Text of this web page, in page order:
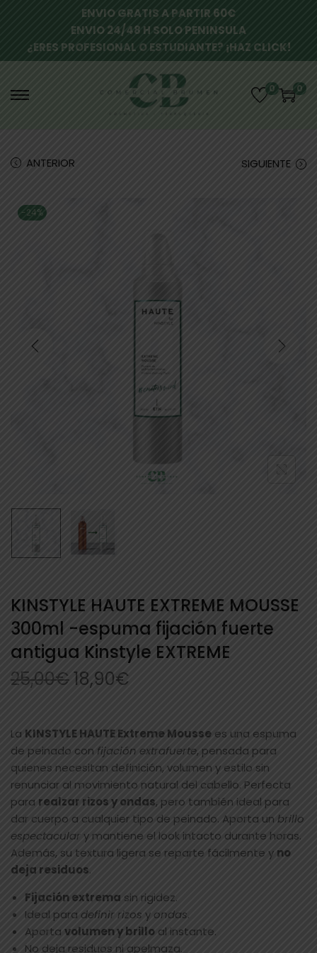
ENVIO GRATIS A PARTIR 60€
ENVIO 24/48 H SOLO PENINSULA
¿ERES PROFESIONAL O ESTUDIANTE? ¡HAZ CLICK!
0 0
ANTERIOR SIGUIENTE
-24%
KINSTYLE HAUTE EXTREME MOUSSE
300ml -espuma fijación fuerte
antigua Kinstyle EXTREME
25,00€18,90€
La KINSTYLE HAUTE Extreme Mousse es una espuma
de peinado con fijación extrafuerte, pensada para
quienes necesitan definición, volumen y estilo sin
renunciar al movimiento natural del cabello. Perfecta
para realzar rizos y ondas, pero también ideal para
dar cuerpo a cualquier tipo de peinado. Aporta un brillo
espectacular y mantiene el look intacto durante horas.
Además, su textura ligera se reparte fácilmente y no
deja residuos.
Fijación extrema sin rigidez.
Ideal para definir rizos y ondas.
Aporta volumen y brillo al instante.
No deja residuos ni apelmaza.